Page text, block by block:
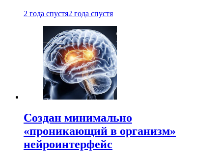
2 года спустя2 года спустя
Создан минимально
«проникающий в организм»
нейроинтерфейс